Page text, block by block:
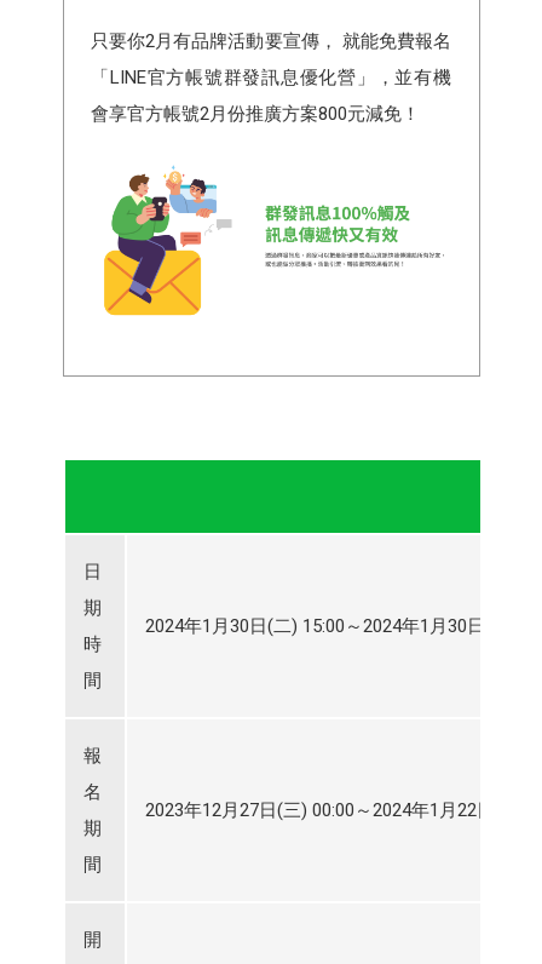
只要你2月有品牌活動要宣傳， 就能免費報名
「LINE官方帳號群發訊息優化營」，並有機
會享官方帳號2月份推廣方案800元減免！
日
期
時
間
2024年1月30日(二) 15:00～2024年1月30日(二)
報
名
期
間
2023年12月27日(三) 00:00～2024年1月22日(一)
開